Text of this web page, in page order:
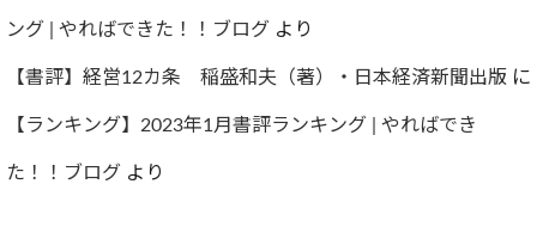
ング | やればできた！！ブログ より
【書評】経営12カ条 稲盛和夫（著）・日本経済新聞出版 に
【ランキング】2023年1月書評ランキング | やればでき
た！！ブログ より